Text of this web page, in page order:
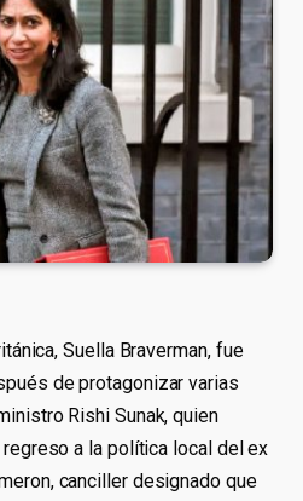
Suella Braverman, fue
de protagonizar varias
Rishi Sunak, quien
a la política local del ex
canciller designado que